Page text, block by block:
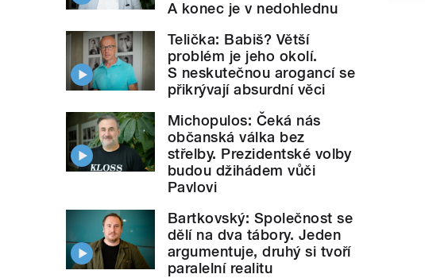
A konec je v nedohlednu
Telička: Babiš? Větší
problém je jeho okolí.
S neskutečnou arogancí se
přikrývají absurdní věci
Michopulos: Čeká nás
občanská válka bez
střelby. Prezidentské volby
budou džihádem vůči
Pavlovi
Bartkovský: Společnost se
dělí na dva tábory. Jeden
argumentuje, druhý si tvoří
paralelní realitu